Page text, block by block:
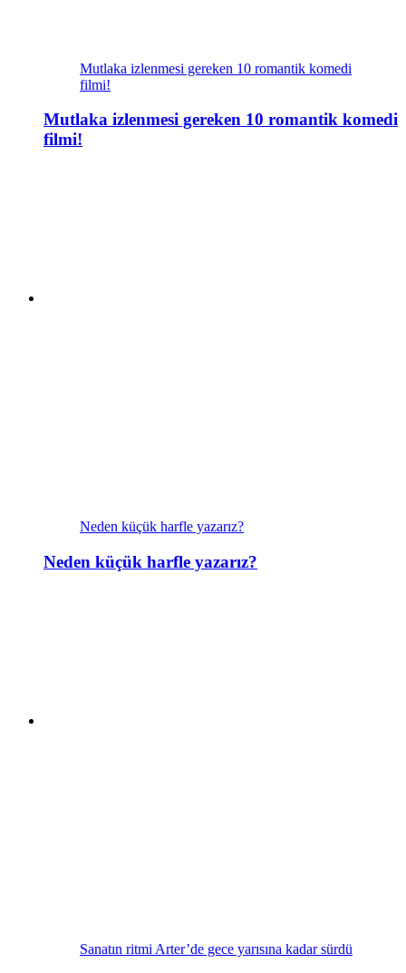
Mutlaka izlenmesi gereken 10 romantik komedi
filmi!
Mutlaka izlenmesi gereken 10 romantik komedi
filmi!
Neden küçük harfle yazarız?
Neden küçük harfle yazarız?
Sanatın ritmi Arter’de gece yarısına kadar sürdü